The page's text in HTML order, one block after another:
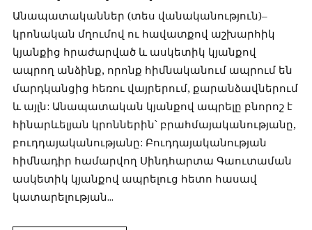
Անապատականներ (տես վանականություն)–
կրոնական մղումով ու հավատքով աշխարհիկ
կյանքից հրաժարված և ասկետիկ կյանքով
ապրող անձինք, որոնք հիմնականում ապրում են
մարդկանցից հեռու վայրերում, քարանձավներում
և այլն: Անապատական կյանքով ապրելը բնորոշ է
հինարևելյան կրոններին՝ բրահմայականությանը,
բուդդայականությանը: Բուդդայականության
հիմնադիր համարվող Սինդհարտա Գաուտաման
ասկետիկ կյանքով ապրելուց հետո հասավ
կատարելության...